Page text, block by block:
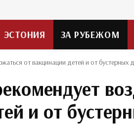
ЭСТОНИЯ ЗА РУБЕЖОМ
от вакцинации детей и от бустерных
и от